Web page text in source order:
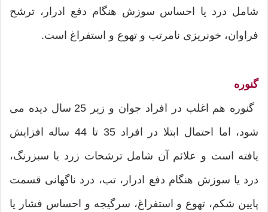
شامل درد یا احساس سوزش هنگام دفع ادرار، ترشح
فراوان، خونریزی نامرتب و تهوع و استفراغ است.
گنوره
گنوره هم اغلب در افراد جوان و زیر 25 سال دیده می
شود، اما احتمال ابتلا در افراد 35 تا 44 ساله افزایش
یافته است و علائم آن شامل ترشحات زرد یا سبزرنگ،
درد یا سوزش هنگام دفع ادرار، تب، درد ناگهانی قسمت
پایین شکم، تهوع و استفراغ، سرگیجه و احساس فشار یا